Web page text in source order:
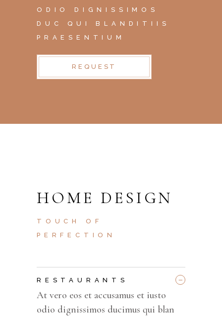
ODIO DIGNISSIMOS
DUC QUI BLANDITIIS
PRAESENTIUM
REQUEST
HOME DESIGN
TOUCH OF
PERFECTION
RESTAURANTS _
At vero eos et accusamus et iusto
odio dignissimos ducimus qui blan